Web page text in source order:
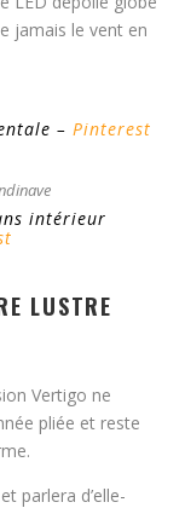
jamais le vent en
– Pinterest
intérieur
LUSTRE
Vertigo ne
pliée et reste
parlera d’elle-